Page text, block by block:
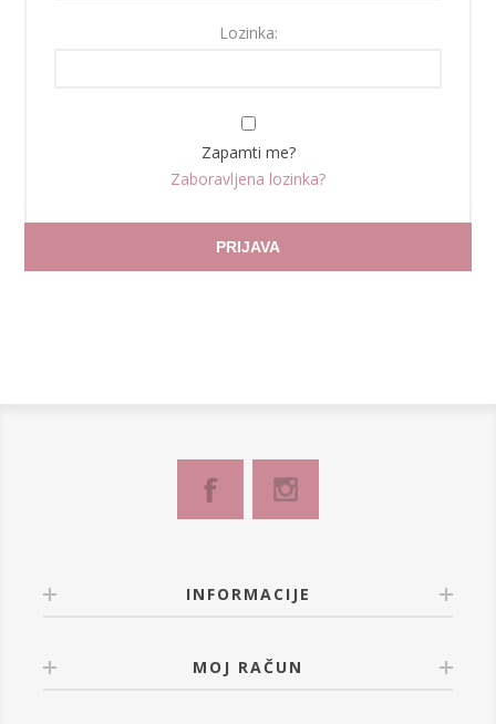
Lozinka:
Zapamti me?
Zaboravljena lozinka?
PRIJAVA
INFORMACIJE
MOJ RAČUN